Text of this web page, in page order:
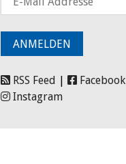
RSS Feed Facebook
Instagram